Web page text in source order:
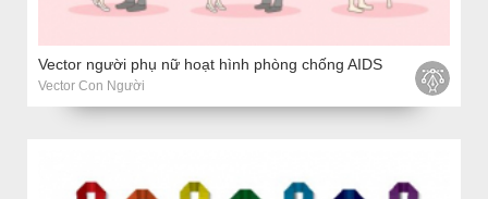
Vector người phụ nữ hoạt hình phòng chống AIDS
Vector Con Người